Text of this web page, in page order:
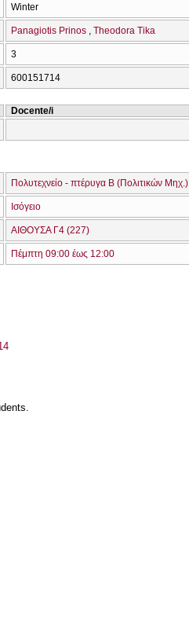
Winter
Panagiotis Prinos Theodora Tika
3
600151714
Docente/i
Πολυτεχνείο - πτέρυγα Β (Πολιτικών Μηχ.)
Ισόγειο
ΑΙΘΟΥΣΑ Γ4 (227)
Πέμπτη 09:00 έως 12:00